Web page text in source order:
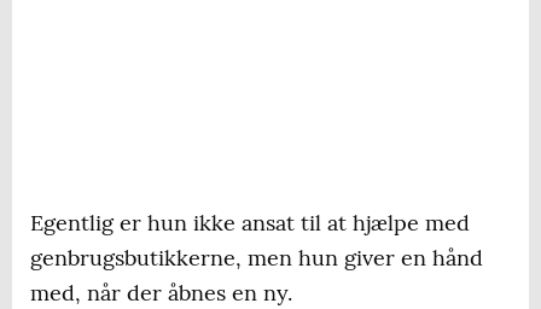
Egentlig er hun ikke ansat til at hjælpe med
genbrugsbutikkerne, men hun giver en hånd
med, når der åbnes en ny.